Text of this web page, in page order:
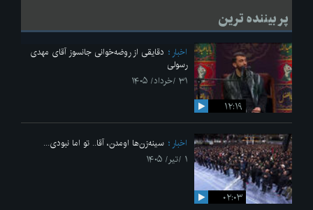
لحظاتی از قرائت زیارت اربعین امام حسین(ع) در مراسم عزاداری هیئات
پر بیننده ترین
۱۲:۱۹
اخبار
دقایقی از روضه‌خوانی جانسوز آقای مهدی
رسولی
۳۱ /خرداد/ ۱۴۰۵
۰۲:۰۳
اخبار
سینه‌زن‌ها اومدن،‌ آقا.. تو اما نبودی...
۱ /تیر/ ۱۴۰۵